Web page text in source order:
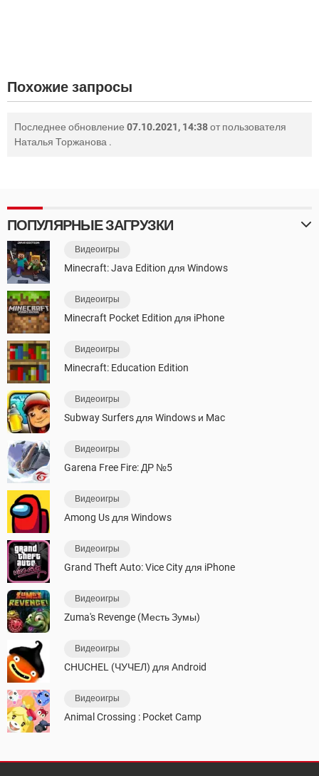
Похожие запросы
Последнее обновление 07.10.2021, 14:38от пользователя
Наталья Торжанова .
ПОПУЛЯРНЫЕ ЗАГРУЗКИ
Видеоигры
Minecraft: Java Edition для Windows
Видеоигры
Minecraft Pocket Edition для iPhone
Видеоигры
Minecraft: Education Edition
Видеоигры
Subway Surfers для Windows и Mac
Видеоигры
Garena Free Fire: ДР №5
Видеоигры
Among Us для Windows
Видеоигры
Grand Theft Auto: Vice City для iPhone
Видеоигры
Zuma's Revenge (Месть Зумы)
Видеоигры
CHUCHEL (ЧУЧЕЛ) для Android
Видеоигры
Animal Crossing : Pocket Camp